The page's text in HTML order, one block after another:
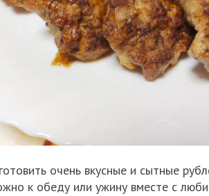
очень вкусные и сытные
к обеду или ужину вместе с